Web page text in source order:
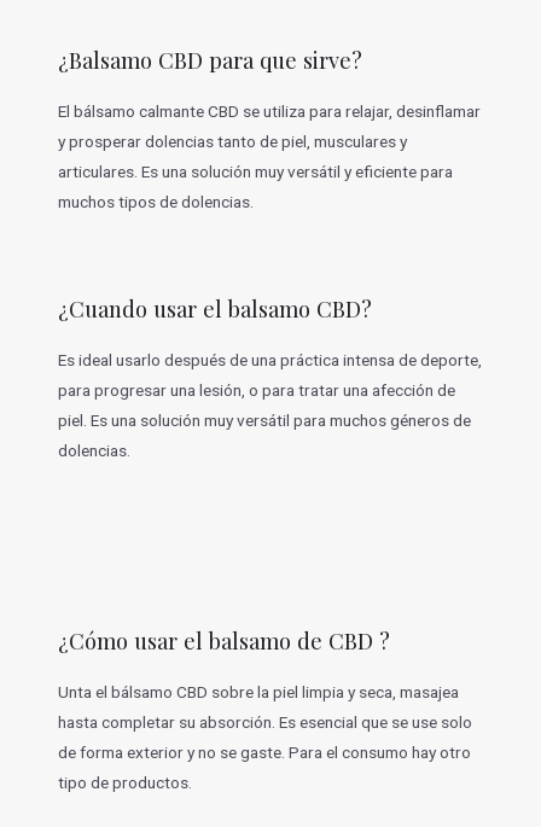
i
o
e
s
¿Balsamo CBD para que sirve?
El bálsamo calmante CBD se utiliza para relajar, desinflamar
y prosperar dolencias tanto de piel, musculares y
articulares. Es una solución muy versátil y eficiente para
muchos tipos de dolencias.
¿Cuando usar el balsamo CBD?
Es ideal usarlo después de una práctica intensa de deporte,
para progresar una lesión, o para tratar una afección de
piel. Es una solución muy versátil para muchos géneros de
dolencias.
¿Cómo usar el balsamo de CBD ?
Unta el bálsamo CBD sobre la piel limpia y seca, masajea
hasta completar su absorción. Es esencial que se use solo
de forma exterior y no se gaste. Para el consumo hay otro
tipo de productos.